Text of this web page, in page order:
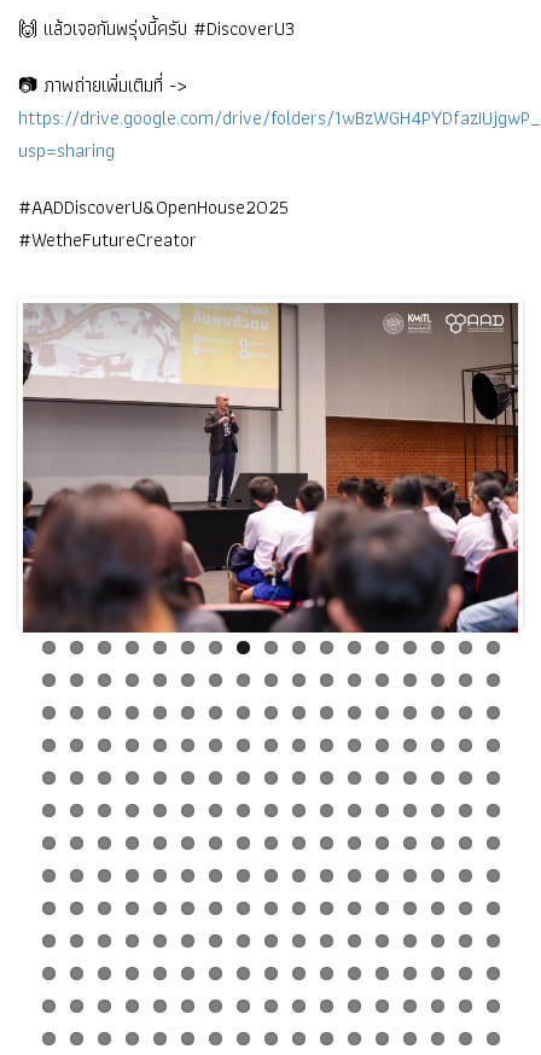
🙌 แล้วเจอกันพรุ่งนี้ครับ #DiscoverU3
📷 ภาพถ่ายเพิ่มเติมที่ ->
https://drive.google.com/drive/folders/
usp=sharing
#AADDiscoverU&OpenHouse2025
#WetheFutureCreator